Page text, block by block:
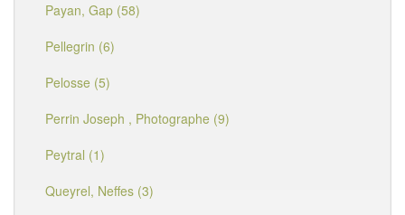
Payan, Gap (58)
Pellegrin (6)
Pelosse (5)
Perrin Joseph , Photographe (9)
Peytral (1)
Queyrel, Neffes (3)